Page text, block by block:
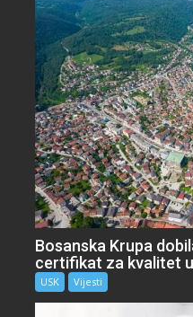
Bosanska Krupa
certifikat za kvalitet
USK Vijesti